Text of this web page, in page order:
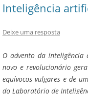
Inteligência
Deixe uma resposta
O advento da inteligência
novo e revolucionário
equívocos vulgares e de
do Laboratório de